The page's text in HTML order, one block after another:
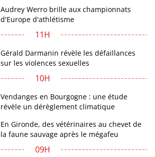
Audrey Werro brille aux championnats
d'Europe d'athlétisme
11H
Gérald Darmanin révèle les défaillances
sur les violences sexuelles
10H
Vendanges en Bourgogne : une étude
révèle un dérèglement climatique
En Gironde, des vétérinaires au chevet de
la faune sauvage après le mégafeu
09H